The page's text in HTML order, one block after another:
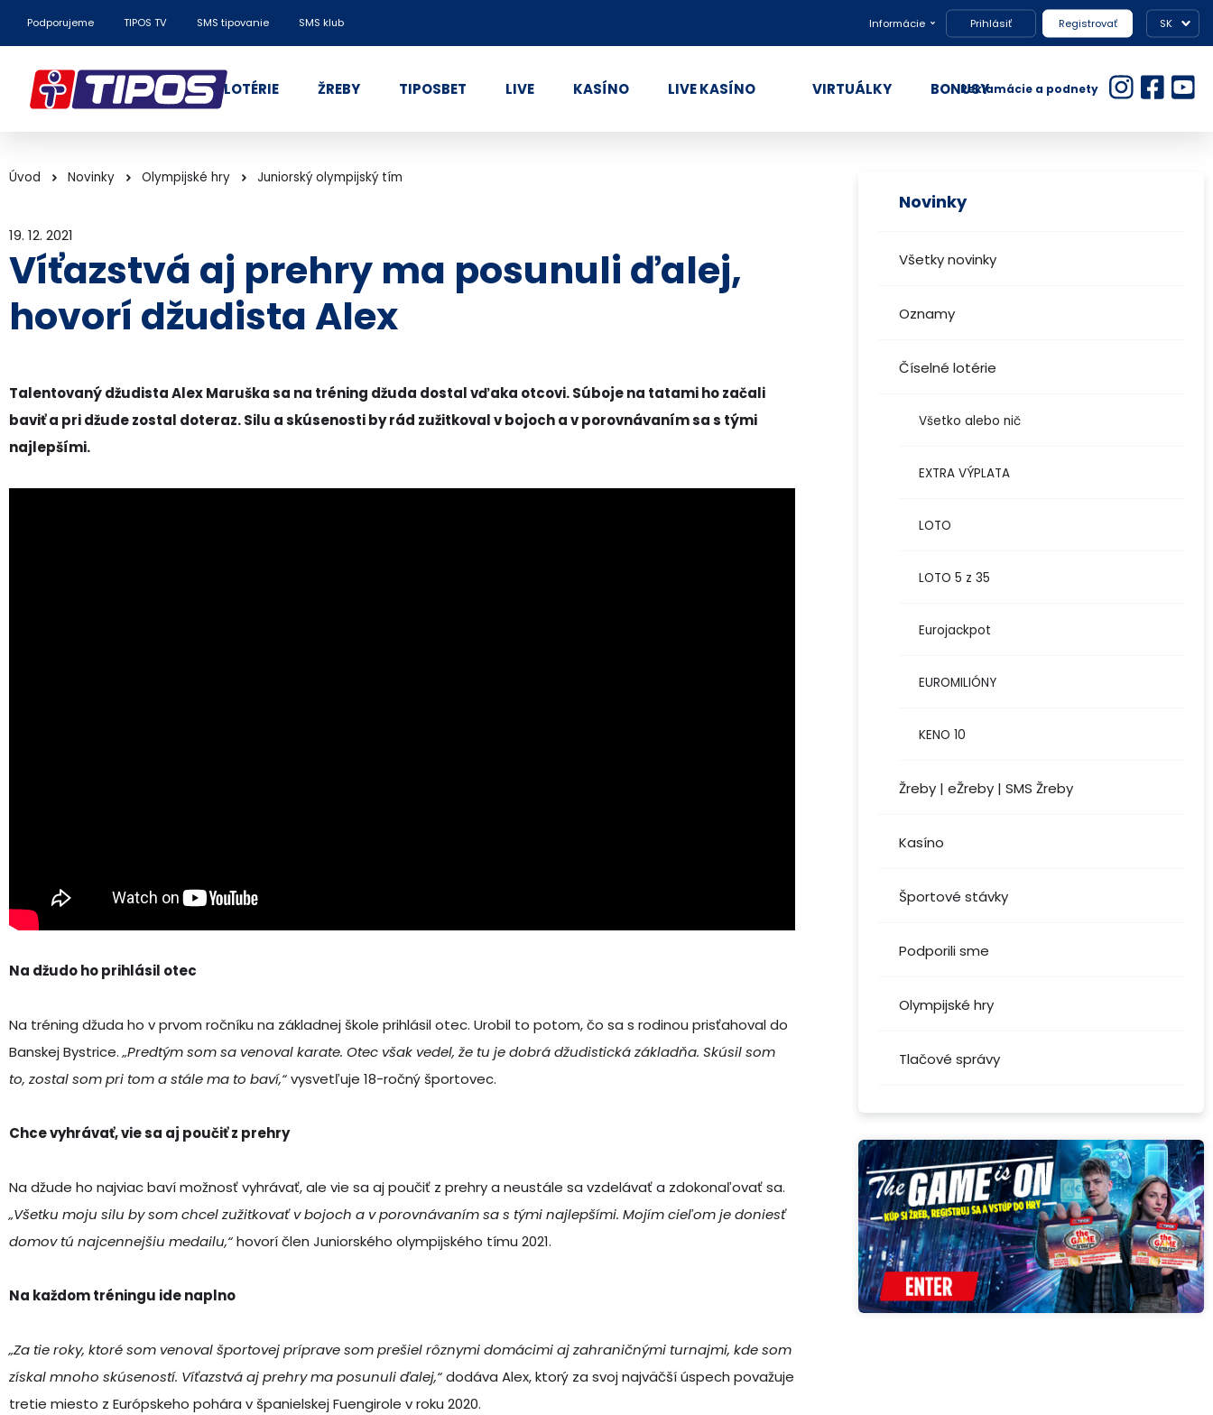
Podporujeme TIPOS TV SMS tipovanie SMS klub Informácie Prihlásiť Registrovať SK
LOTÉRIE ŽREBY TIPOSBET LIVE KASÍNO LIVE KASÍNO VIRTUÁLKY BONUSYReklamácie a podnety
Novinky
Všetky novinky
Oznamy
Číselné lotérie
Všetko alebo nič
EXTRA VÝPLATA
LOTO
LOTO 5 z 35
Eurojackpot
EUROMILIÓNY
KENO 10
Žreby | eŽreby | SMS Žreby
Kasíno
Športové stávky
Podporili sme
Olympijské hry
Tlačové správy
Úvod Novinky Olympijské hry Juniorský olympijský tím
19. 12. 2021
Víťazstvá aj prehry ma posunuli ďalej,
hovorí džudista Alex
Talentovaný džudista Alex Maruška sa na tréning džuda dostal vďaka otcovi. Súboje na tatami ho začali
baviť a pri džude zostal doteraz. Silu a skúsenosti by rád zužitkoval v bojoch a v porovnávaním sa s tými
najlepšími.
Na džudo ho prihlásil otec
Na tréning džuda ho v prvom ročníku na základnej škole prihlásil otec. Urobil to potom, čo sa s rodinou prisťahoval do
Banskej Bystrice.„Predtým som sa venoval karate. Otec však vedel, že tu je dobrá džudistická základňa. Skúsil som
to, zostal som pri tom a stále ma to baví,“vysvetľuje 18-ročný športovec.
Chce vyhrávať, vie sa aj poučiť z prehry
Na džude ho najviac baví možnosť vyhrávať, ale vie sa aj poučiť z prehry a neustále sa vzdelávať a zdokonaľovať sa.
„Všetku moju silu by som chcel zužitkovať v bojoch a v porovnávaním sa s tými najlepšími. Mojím cieľom je doniesť
domov tú najcennejšiu medailu,“hovorí člen Juniorského olympijského tímu 2021.
Na každom tréningu ide naplno
„Za tie roky, ktoré som venoval športovej príprave som prešiel rôznymi domácimi aj zahraničnými turnajmi, kde som
získal mnoho skúseností. Víťazstvá aj prehry ma posunuli ďalej,“dodáva Alex, ktorý za svoj najväčší úspech považuje
tretie miesto z Európskeho pohára v španielskej Fuengirole v roku 2020.